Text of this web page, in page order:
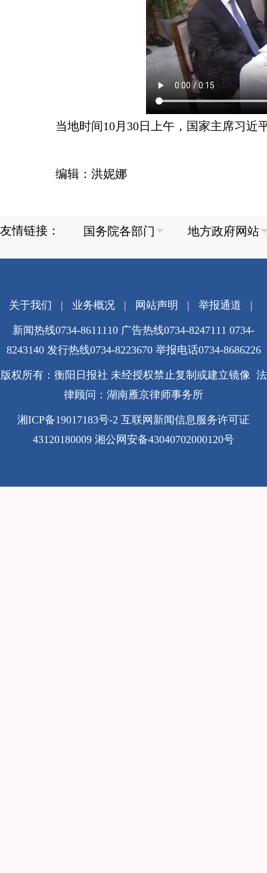
当地时间10月30日上午，国家主席习
编辑：洪妮娜
友情链接：
关于我们 | 业务概况| 网站声明 | 举报通道 |
新闻热线0734-8611110 广告热线0734-8247111 0734-
8243140 发行热线0734-8223670 举报电话0734-8686226
版权所有：衡阳日报社 未经授权禁止复制或建立镜像 法
律顾问：湖南雁京律师事务所
湘ICP备19017183号-2 互联网新闻信息服务许可证
43120180009 湘公网安备43040702000120号